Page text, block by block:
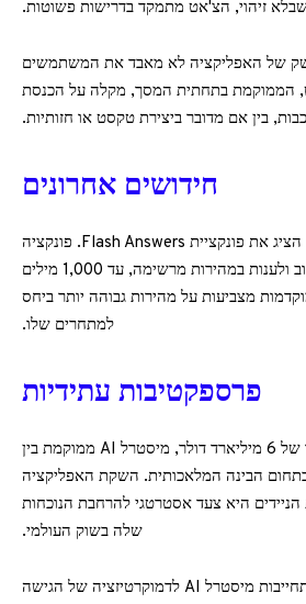
זיהוי, הצ'אט מתמקד בדרישות פשוטות.
של האפליקציה לא מאבד את המשתמשים
הממוקמת בתחתית המסך, מקלה על הכנסת
בין אם מדובר ביצירת טקסט או חזותיות.
חידושים אחרונים
העדכון של פברואר 2025 הציג את פונקציית Flash Answers. פונקציה
זו מאפשרת לצ'אט לחשוב ולענות במהירות מרשימה, עד 1,000 מילים
מצביעות על מהירות גבוהה יותר ביחס
למתחרים שלו.
פרספקטיבות עתידיות
עם סטטוס מוערך של 6 מיליארד דולר, מיסטרל AI ממוקמת בין
בתחום הבינה המלאכותית. השקת האפליקציה
היא צעד אסטרטגי להרחבת הנוכחות
שלה בשוק העולמי.
יוזמה זו מעידה על התחייבות מיסטרל AI לדמוקרטיזציה של הגישה